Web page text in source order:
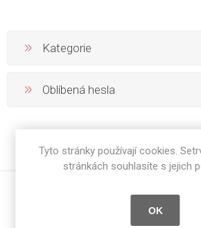
Kategorie
Oblíbená hesla
Novinky
Tyto stránky používají cookies.
stránkách souhlasíte s jejich
OK